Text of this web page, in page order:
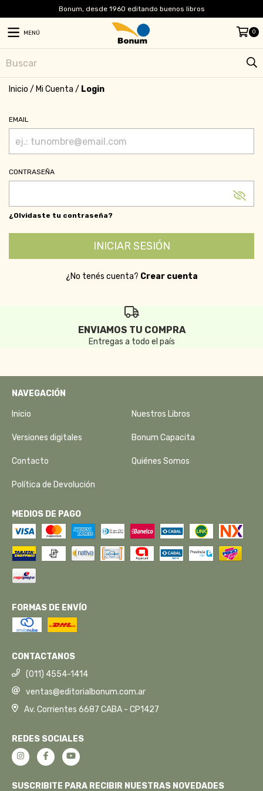
Bonum, desde 1960 editando buenos libros
MENÚ 0
Inicio / Mi Cuenta / Login
EMAIL
CONTRASEÑA
¿Olvidaste tu contraseña?
¿No tenés cuenta? Crear cuenta
ENVIAMOS TU COMPRA
Entregas a todo el país
NAVEGACIÓN
Inicio Nuestros Libros
Versiones digitales Bonum Capacita
Contacto Quiénes Somos
Política de Devolución
MEDIOS DE PAGO
FORMAS DE ENVÍO
CONTACTANOS
(011) 4554-1414
ventas@editorialbonum.com.ar
Av. Corrientes 6687 CABA - CP1427
REDES SOCIALES
SUSCRIBITE PARA RECIBIR NUESTRAS NOVEDADES